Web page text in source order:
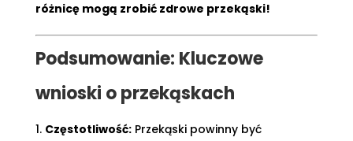
różnicę mogą zrobić zdrowe przekąski!
Podsumowanie: Kluczowe
wnioski o przekąskach
Częstotliwość:Przekąski powinny być